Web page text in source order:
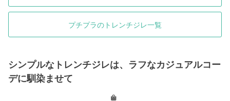
プチプラのトレンチジレ一覧
シンプルなトレンチジレは、ラフなカジュアルコー
デに馴染ませて